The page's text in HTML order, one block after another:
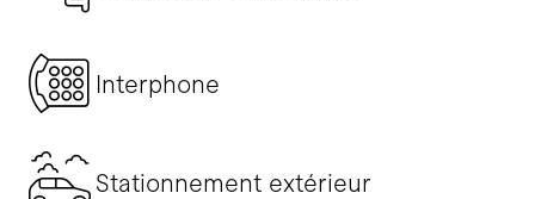
Interphone
Stationnement extérieur